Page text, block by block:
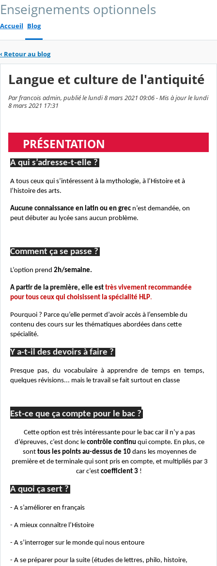
Enseignements optionnels
Accueil Blog
‹ Retour au blog
Langue et culture de l'antiquité
Par francois admin, publié le lundi 8 mars 2021 09:06 - Mis à jour le lundi
8 mars 2021 17:31
PRÉSENTATION
A qui s’adresse-t-elle ?
A tous ceux qui s’intéressent à la mythologie, à l’Histoire et à
l’histoire des arts.
Aucune connaissance en latin ou en grec n’est demandée, on
peut débuter au lycée sans aucun problème.
Comment ça se passe ?
L’option prend 2h/semaine.
A partir de la première, elle est très vivement recommandée
pour tous ceux qui choisissent la spécialité HLP.
Pourquoi ? Parce qu’elle permet d’avoir accès à l’ensemble du
contenu des cours sur les thématiques abordées dans cette
spécialité.
Y a-t-il des devoirs à faire ?
Presque pas, du vocabulaire à apprendre de temps en temps,
quelques révisions... mais le travail se fait surtout en classe
Est-ce que ça compte pour le bac ?
Cette option est très intéressante pour le bac car il n’y a pas
d’épreuves, c’est donc le contrôle continu qui compte. En plus, ce
sont tous les points au-dessus de 10 dans les moyennes de
première et de terminale qui sont pris en compte, et multipliés par 3
car c’est coefficient 3 !
A quoi ça sert ?
- A s’améliorer en français
- A mieux connaître l’Histoire
- A s’interroger sur le monde qui nous entoure
- A se préparer pour la suite (études de lettres, philo, histoire,